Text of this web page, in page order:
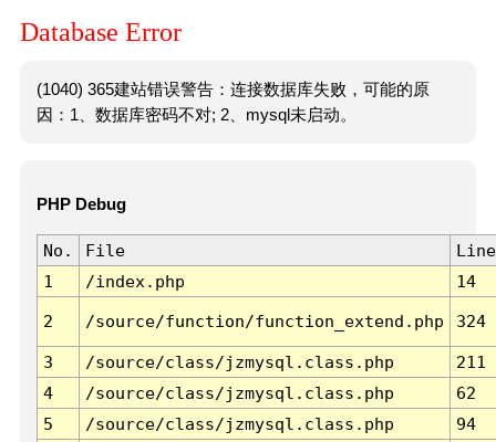
Database Error
(1040) 365建站错误警告：连接数据库失败，可能的原
因：1、数据库密码不对; 2、mysql未启动。
PHP Debug
No. File
Line
1
/index.php 14
2 /source/function/function_extend.php 324
3 /source/class/jzmysql.class.php
211
4
/source/class/jzmysql.class.php
62
5
/source/class/jzmysql.class.php
94